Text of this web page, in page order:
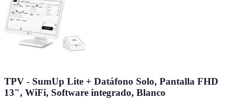
TPV - SumUp Lite + Datáfono Solo, Pantalla FHD
13", WiFi, Software integrado, Blanco